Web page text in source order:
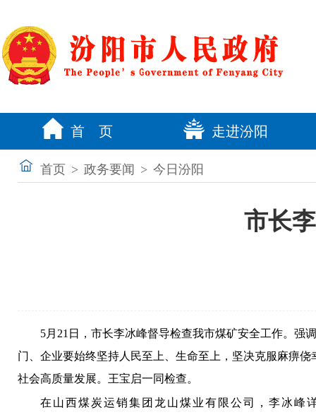
首 页 走进汾阳
首页 > 政务要闻 > 今日汾阳
市长
5月21日，市长李冰峰督导检查我市煤矿安全工作。强
门、企业要始终坚持人民至上、生命至上，坚决克服麻痹
社会高质量发展。王宝启一同检查。
在山西煤炭运销集团龙山煤业有限公司，李冰峰